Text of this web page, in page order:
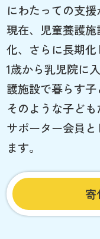
にわたっての支援
現在、児童養護
化、さらに長期化
1歳から乳児院に
護施設で暮らす子
そのような子ども
サポーター会員
ます。
寄